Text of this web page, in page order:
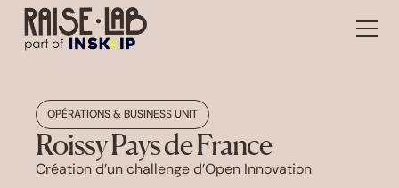
OPÉRATIONS & BUSINESS UNIT
Roissy Pays de France
Création d’un challenge d’Open Innovation